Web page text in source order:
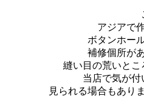
アジアで
ボタンホー
補修個所が
縫い目の荒いとこ
当店で気が
見られる場合もあり